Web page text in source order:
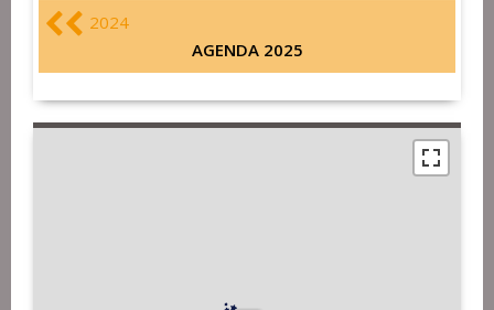
2024
AGENDA 2025